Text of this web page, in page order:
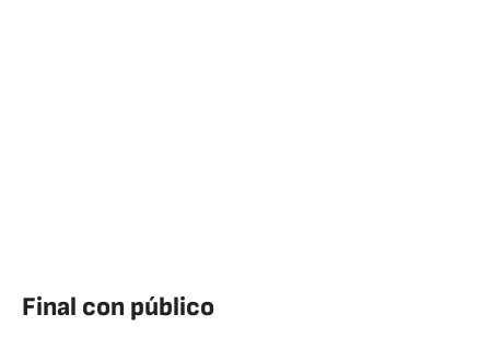
Final con público